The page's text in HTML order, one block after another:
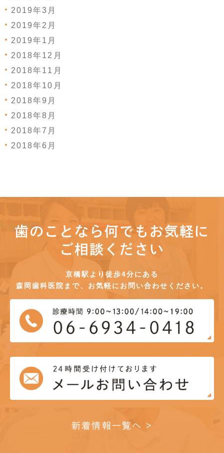
2019年3月
2019年2月
2019年1月
2018年12月
2018年11月
2018年10月
2018年9月
2018年8月
2018年7月
2018年6月
歯のことなら何でもお気軽に
ご相談ください
京橋駅より徒歩4分にある
森岡歯科医院まで、お気軽にお問い合わせください。
新着情報一覧へ >